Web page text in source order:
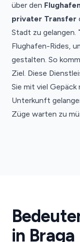
über den
privater Transfer
Stadt zu gelangen.
Flughafen-Rides,
gestalten. So
Ziel. Diese
Sie mit viel
Unterkunft
Züge warten zu
in Braga
Braga
·